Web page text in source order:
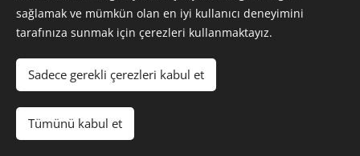
© 1953 - 2025 | ERKUNT SANAYİ A.Ş. | TÜM HAKLARI SAKLIDIR
Çerezler
sağlamak ve mümkün olan en iyi kullanıcı deneyimini
tarafınıza sunmak için çerezleri kullanmaktayız.
Sadece gerekli çerezleri kabul et
Tümünü kabul et